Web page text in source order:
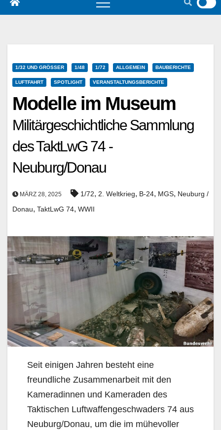
1/32 UND GRÖSSER 1/48 1/72 ALLGEMEIN BAUBERICHTE
LUFTFAHRT SPOTLIGHT VERANSTALTUNGSBERICHTE
Modelle im Museum
Militärgeschichtliche Sammlung
des TaktLwG 74 -
Neuburg/Donau
MÄRZ 28, 2025 1/72, 2. Weltkrieg, B-24, MGS, Neuburg /
Donau, TaktLwG 74, WWII
Seit einigen Jahren besteht eine
freundliche Zusammenarbeit mit den
Kameradinnen und Kameraden des
Taktischen Luftwaffengeschwaders 74 aus
Neuburg/Donau, um die im mühevoller